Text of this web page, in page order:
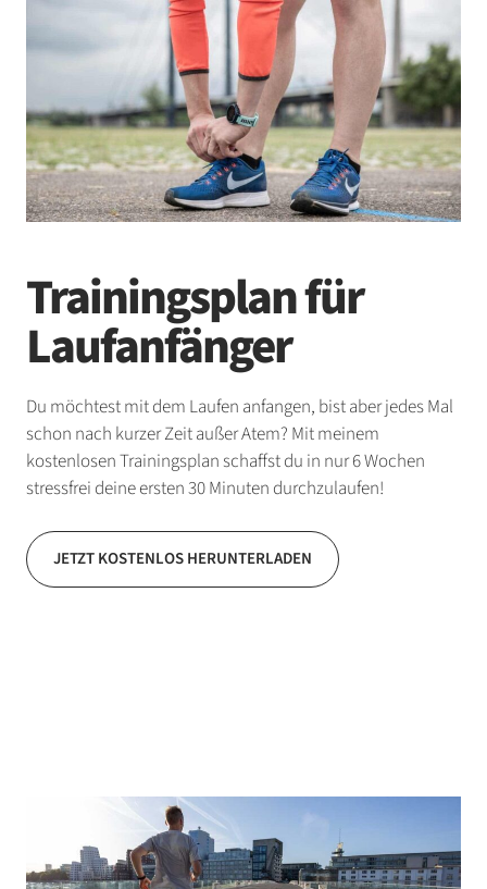
Trainingsplan für
Laufanfänger
Du möchtest mit dem Laufen anfangen, bist aber jedes Mal
schon nach kurzer Zeit außer Atem? Mit meinem
kostenlosen Trainingsplan schaffst du in nur 6 Wochen
stressfrei deine ersten 30 Minuten durchzulaufen!
JETZT KOSTENLOS HERUNTERLADEN